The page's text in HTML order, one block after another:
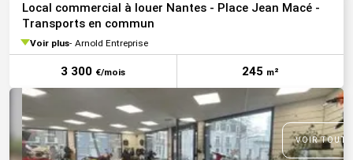
Local commercial à louer Nantes - Place Jean Macé -
Transports en commun
Voir plus Arnold Entreprise
3 300 €/mois 245 m²
VOIR